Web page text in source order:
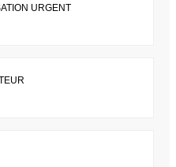
URGENT